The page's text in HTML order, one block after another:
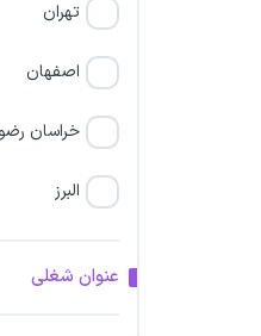
تهران
اصفهان
خراسان
البرز
عنوان شغلی